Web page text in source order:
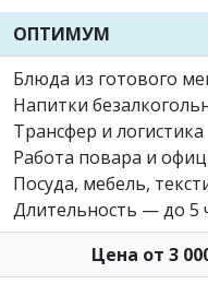
ОПТИМУМ
Блюда из готового
Напитки
Трансфер и логистика
Работа повара и
Посуда, мебель,
Длительность — до 5
Цена от 3